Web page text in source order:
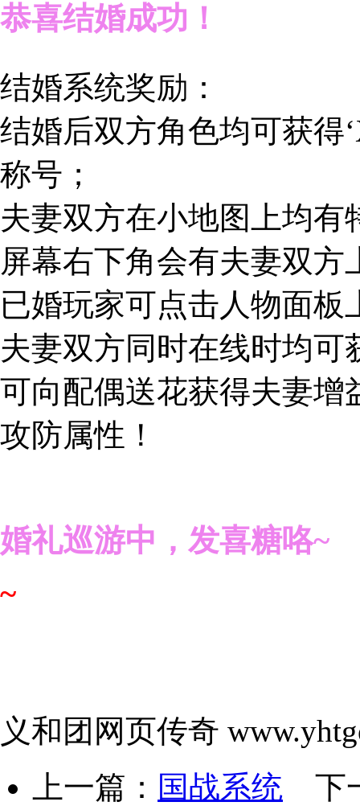
恭喜结婚成功！
结婚系统奖励：
结婚后双方角色均可获得
称号；
夫妻双方在小地图上均有
屏幕右下角会有夫妻双方
已婚玩家可点击人物面板
夫妻双方同时在线时均可
可向配偶送花获得夫妻增
攻防属性！
婚礼巡游中，发喜糖咯~
~
义和团网页传奇
上一篇： 国战系统 下